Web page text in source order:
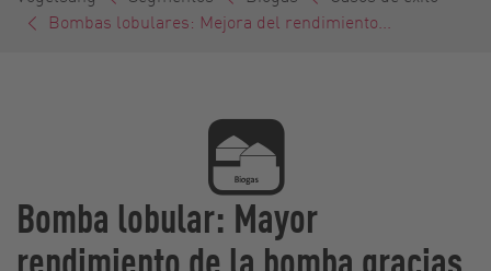
Bombas lobulares: Mejora del rendimiento...
Bomba lobular: Mayor